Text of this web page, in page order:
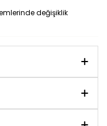
değişiklik